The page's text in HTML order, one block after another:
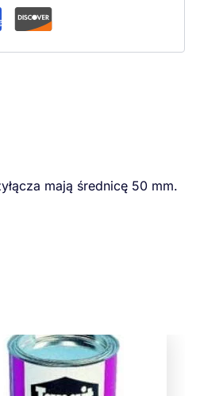
mają średnicę 50 mm.